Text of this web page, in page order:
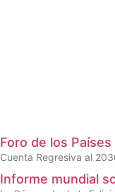
Foro de los
Cuenta Regresiva al
Informe mundial